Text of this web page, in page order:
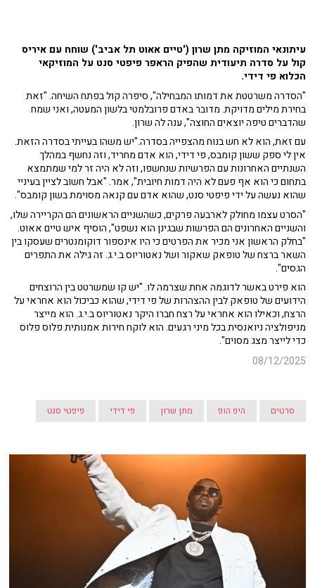
עיתונאי המוזיקה מתן שרון ('טיים אאוט תל אביב') שוחח עם איריס
קול על סדרה תיעודית שהפיק הראפר פיפטי סנט על המוזיקאי
הכלוא פי דידי.
"הסדרה משרטטת את דמותו המבחילה", סיפרה קול בפתח השיחה. "זאת
בחירת מילים מדויקת. מדובר באדם פרובלמטי בלשון המעטה, ואני שמח
שהדברים טיפה יוצאים החוצה", ענה לה שרון.
עם זאת, הוא לא חש בנוח מהצפייה בסדרה."יש משהו בעייתי בסדרה הזאת.
אין לי ספק ששון קומבס, פי דידי, הוא אדם מחריד, וזה נחשף במהלך
השנתיים האחרונות עם הפרשיות שנחשפו, וזה לא היה זר למי שמתמצא
בתחום כי הוא אף פעם לא היה דמות חיובית", אמר. "אבל חשוב לציין בעיניי
שהוא נעשה על ידי פיפטי סנט, שהוא אדם עם קנאה מסוימת בשון קומבס".
"הסרט עצמו מחולק לארבעה פרקים, כשהשניים הראשונים הם הקריירה שלו,
והשניים האחרונים הם הפרשות שבגינן הוא נשפט", הוסיף איש טיים אאוט.
"בחלק הראשון אני מכיר את הפרטים כי היו אינספור דוקומנטרים שעסקו בין
השאר ברצח של טופאק שאקור ושל נאטוריוס ב.י.ג. זה גילה את התפרים
הגסים".
הוא פירט באשר לדוגמה אחת שצרמה לו. "יש קו שמשרטט בין הרוצחים
הידועים של טופאק לבין ההצהרות של פי דידי, שהוא כביכול הוא אחראי על
הרצח, וכאילו הוא אחראי על רצח חברו היקר נאטוריוס ב.י.ג. הוא מייצר
מניפולציה ניואנסית בכל מיני רגעים. הוא לוקח חירות אמנותית פלוס פלוס
כדי לייצר מצג מסוים".
08/12/2025
סרטים היפ הופ מתן שרון פי דידי פיפטי סנט